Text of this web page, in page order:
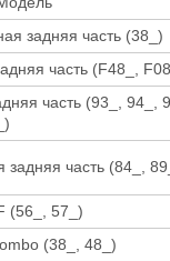
задняя часть (38_)
часть (F48_,
часть (93_, 94_,
задняя часть (84_,
(56_, 57_)
(38_, 48_)